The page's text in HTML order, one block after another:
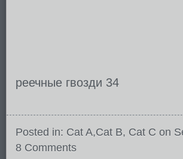
реечные гвозди 34
Posted in: Cat A,Cat B, Cat C on
8 Comments